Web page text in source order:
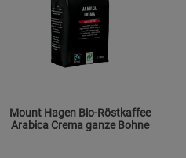
Mount Hagen Bio-Röstkaffee
Arabica Crema ganze Bohne